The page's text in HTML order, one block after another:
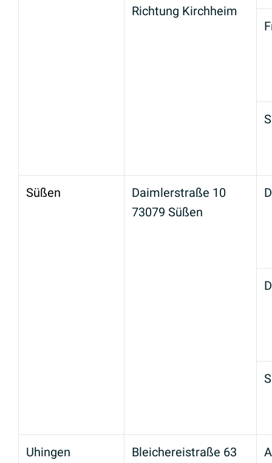
Richtung Kirchheim
Süßen
Daimlerstraße 10
73079 Süßen
Uhingen Bleichereistraße 63